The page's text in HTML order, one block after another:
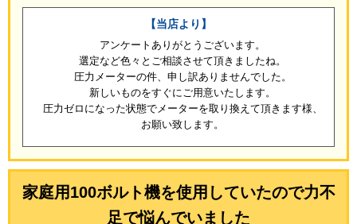
【当店より】
アンケートありがとうございます。
選定など色々とご相談させて頂きましたね。
圧力メーターの件、申し訳ありませんでした。
新しいものをすぐにご用意いたします。
圧力ゼロになった状態でメーターを取り換えて頂きます様、
お願い致します。
家庭用100ボルト機を使用していたので力不
足で悩んでいました